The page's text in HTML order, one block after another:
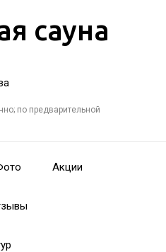
сауна
по предварительной
Акции